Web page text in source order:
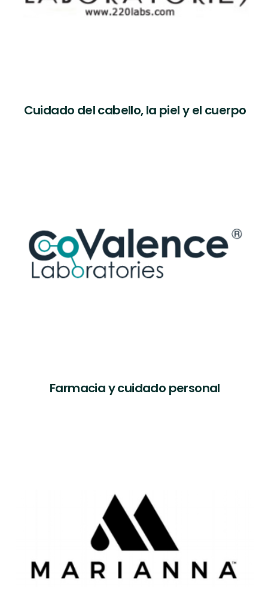
Cuidado del cabello, la piel y el cuerpo
Farmacia y cuidado personal